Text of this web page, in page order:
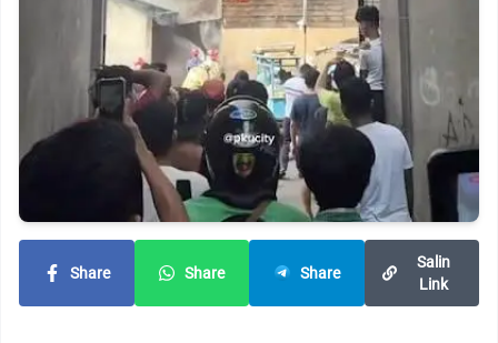
Share Share Share
Salin
Link